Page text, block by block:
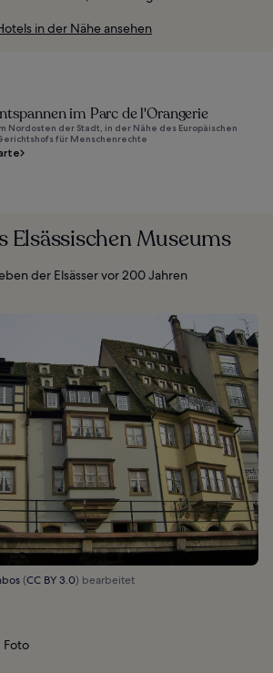
in der Nähe ansehen
im Parc de l'Orangerie
Nordosten der Stadt, in der Nähe des Europäischen
für Menschenrechte
Elsässischen Museums
der Elsässer vor 200 Jahren
(CC BY 3.0) bearbeitet
Foto